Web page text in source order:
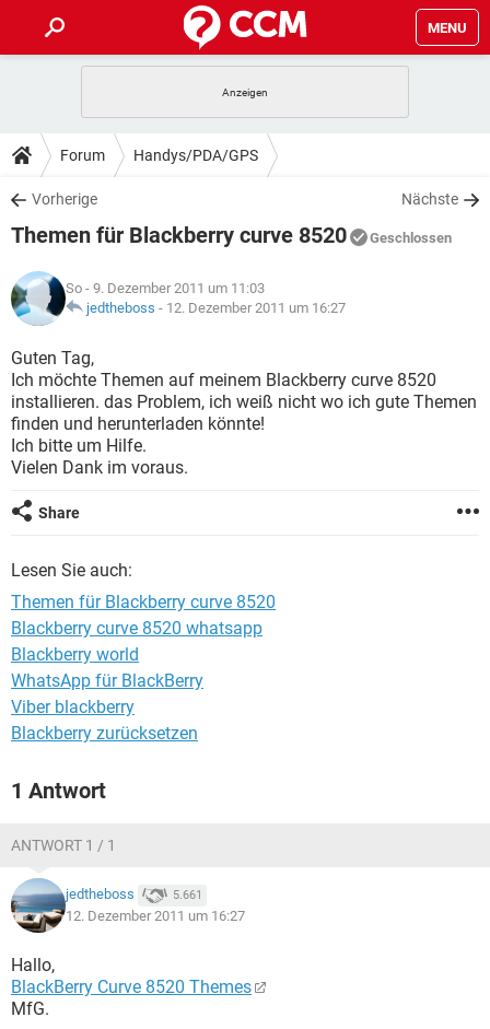
MENU
ANDROID IOS
WINDOWS 10
WHATSAPP TIKTOK
FACEBOOK
TIPPS & TRICKS
SPIELE STREAMING
WHATSAPP TIKTOK
FACEBOOK
DOWNLOADS
SPIELE STREAMING
ANDROID
WINDOWS 10 INSTAGRAM
WHATSAPP
FACEBOOK HARDWARE
SPIELE STREAMING
ANDROID
WINDOWS 10
WHATSAPP TIKTOK
FACEBOOK
LEXIKON
SPIELE
ANDROID IOS
WINDOWS 10 INSTAGRAM
WHATSAPP
FACEBOOK
Forum Handys/PDA/GPS
Vorherige Nächste
Themen für Blackberry curve 8520 Geschlossen
So - 9. Dezember 2011 um 11:03
jedtheboss - 12. Dezember 2011 um 16:27
Guten Tag,
Ich möchte Themen auf meinem Blackberry curve 8520
installieren. das Problem, ich weiß nicht wo ich gute Themen
finden und herunterladen könnte!
Ich bitte um Hilfe.
Vielen Dank im voraus.
Share
Lesen Sie auch:
Themen für Blackberry curve 8520
Blackberry curve 8520 whatsapp
Blackberry world
WhatsApp für BlackBerry
Viber blackberry
Blackberry zurücksetzen
1 Antwort
ANTWORT 1 / 1
jedtheboss 5.661
12. Dezember 2011 um 16:27
Hallo,
BlackBerry Curve 8520 Themes
MfG.